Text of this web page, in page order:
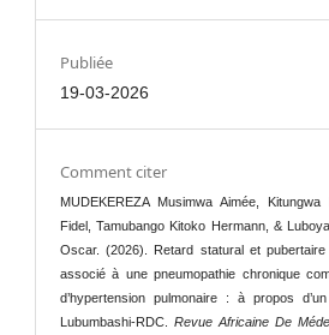
Publiée
19-03-2026
Comment citer
MUDEKEREZA Musimwa Aimée, Kitungwa
Fidel, Tamubango Kitoko Hermann, &
Oscar. (2026). Retard statural et
associé à une pneumopathie chronique
d’hypertension pulmonaire : à propos
Lubumbashi-RDC.Revue Africaine De